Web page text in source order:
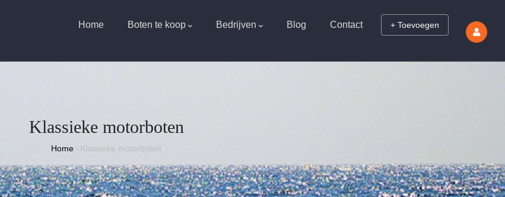
navigation
Home Boten te koop Bedrijven Blog Contact + Toevoegen
Klassieke motorboten
Kruimelpad
Home - Klassieke motorboten